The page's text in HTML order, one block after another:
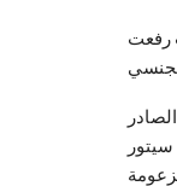
11 من شهر يوليو ، حيث رفعت